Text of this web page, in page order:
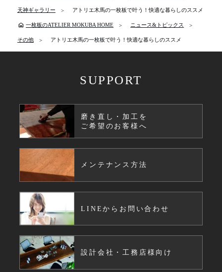
天神ギャラリー アトリエ木馬の一枚板で叶う！快適な暮らしのススメ
home 一枚板のATELIER MOKUBA HOME ニュース&トピックス
その他 アトリエ木馬の一枚板で叶う！快適な暮らしのススメ
SUPPORT
磨き直し・加工を
ご希望のお客様へ
メンテナンス方法
LINEからお問い合わせ
設計会社・工務店様向け